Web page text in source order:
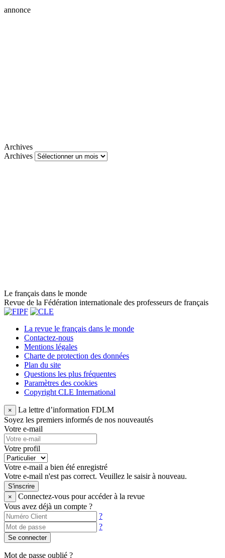
annonce
Archives
Archives
Le français dans le monde
Revue de la Fédération internationale des professeurs de français
La revue le français dans le monde
Contactez-nous
Mentions légales
Charte de protection des données
Plan du site
Questions les plus fréquentes
Paramètres des cookies
Copyright CLE International
×
La lettre d’information FDLM
Soyez les premiers informés de nos nouveautés
Votre e-mail
Votre profil
Votre e-mail a bien été enregistré
Votre e-mail n'est pas correct. Veuillez le saisir à nouveau.
S'inscrire
×
Connectez-vous pour accéder à la revue
Vous avez déjà un compte ?
?
?
Se connecter
Mot de passe oublié ?